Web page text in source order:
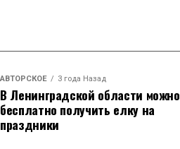
АВТОРСКОЕ 3 года Назад
В Ленинградской области можно
бесплатно получить елку на
праздники